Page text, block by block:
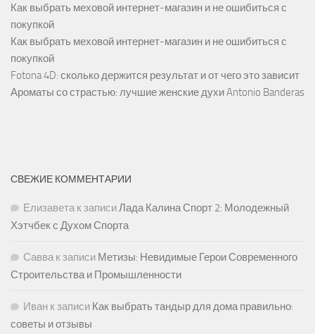
Как выбрать меховой интернет-магазин и не ошибиться с
покупкой
Как выбрать меховой интернет-магазин и не ошибиться с
покупкой
Fotona 4D: сколько держится результат и от чего это зависит
Ароматы со страстью: лучшие женские духи Antonio Banderas
СВЕЖИЕ КОММЕНТАРИИ
Елизаветак записиЛада Калина Спорт 2: Молодежный
Хэтчбек с Духом Спорта
Саввак записи Метизы: Невидимые Герои Современного
Строительства и Промышленности
Иван к записи Как выбрать тандыр для дома правильно:
советы и отзывы